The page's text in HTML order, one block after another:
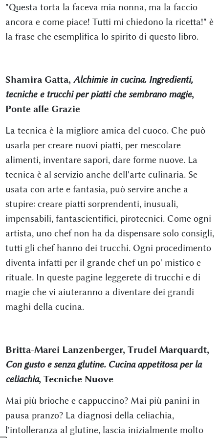
"Questa torta la faceva mia nonna, ma la faccio
ancora e come piace! Tutti mi chiedono la ricetta!" è
la frase che esemplifica lo spirito di questo libro.
Shamira Gatta, Alchimie in cucina. Ingredienti,
tecniche e trucchi per piatti che sembrano magie,
Ponte alle Grazie
La tecnica è la migliore amica del cuoco. Che può
usarla per creare nuovi piatti, per mescolare
alimenti, inventare sapori, dare forme nuove. La
tecnica è al servizio anche dell'arte culinaria. Se
usata con arte e fantasia, può servire anche a
stupire: creare piatti sorprendenti, inusuali,
impensabili, fantascientifici, pirotecnici. Come ogni
artista, uno chef non ha da dispensare solo consigli,
tutti gli chef hanno dei trucchi. Ogni procedimento
diventa infatti per il grande chef un po' mistico e
rituale. In queste pagine leggerete di trucchi e di
magie che vi aiuteranno a diventare dei grandi
maghi della cucina.
Britta-Marei Lanzenberger, Trudel Marquardt,
Con gusto e senza glutine. Cucina appetitosa per la
celiachia, Tecniche Nuove
Mai più brioche e cappuccino? Mai più panini in
pausa pranzo? La diagnosi della celiachia,
l'intolleranza al glutine, lascia inizialmente molto